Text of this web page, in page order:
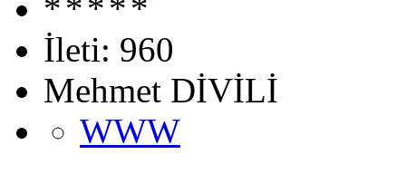
İleti: 960
Mehmet DİVİLİ
WWW